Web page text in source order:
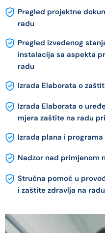
Pregled projektne
radu
Pregled izvedenog
instalacija sa aspekta
radu
Izrada Elaborata o
Izrada Elaborata o
mjera zaštite na radu
Izrada plana i
Nadzor nad primjenom
Stručna pomoć u
i zaštite zdravlja na radu